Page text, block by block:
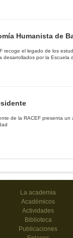
Humanista de
recoge el legado de los
desarrollados por la Escuela
de la RACEF presenta un
La academia
Académicos
Actividades
Biblioteca
Publicaciones